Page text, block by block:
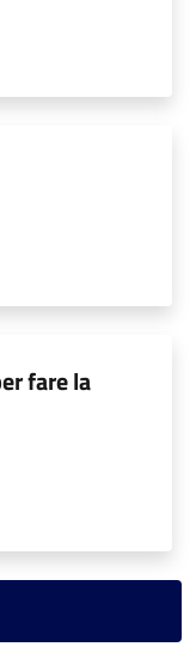
fare la